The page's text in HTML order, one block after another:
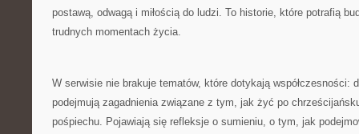
postawą, odwagą i miłością do ludzi. To historie, które potrafią
trudnych momentach życia.
W serwisie nie brakuje tematów, które dotykają współczesności:
podejmują zagadnienia związane z tym, jak żyć po
pośpiechu. Pojawiają się refleksje o sumieniu, o tym, jak